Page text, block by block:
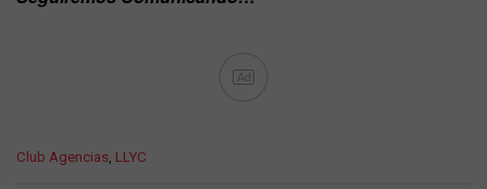
Ad
C
Club Agencias, LLYC